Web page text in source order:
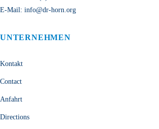
E-Mail: info@dr-horn.org
UNTERNEHMEN
Kontakt
Contact
Anfahrt
Directions